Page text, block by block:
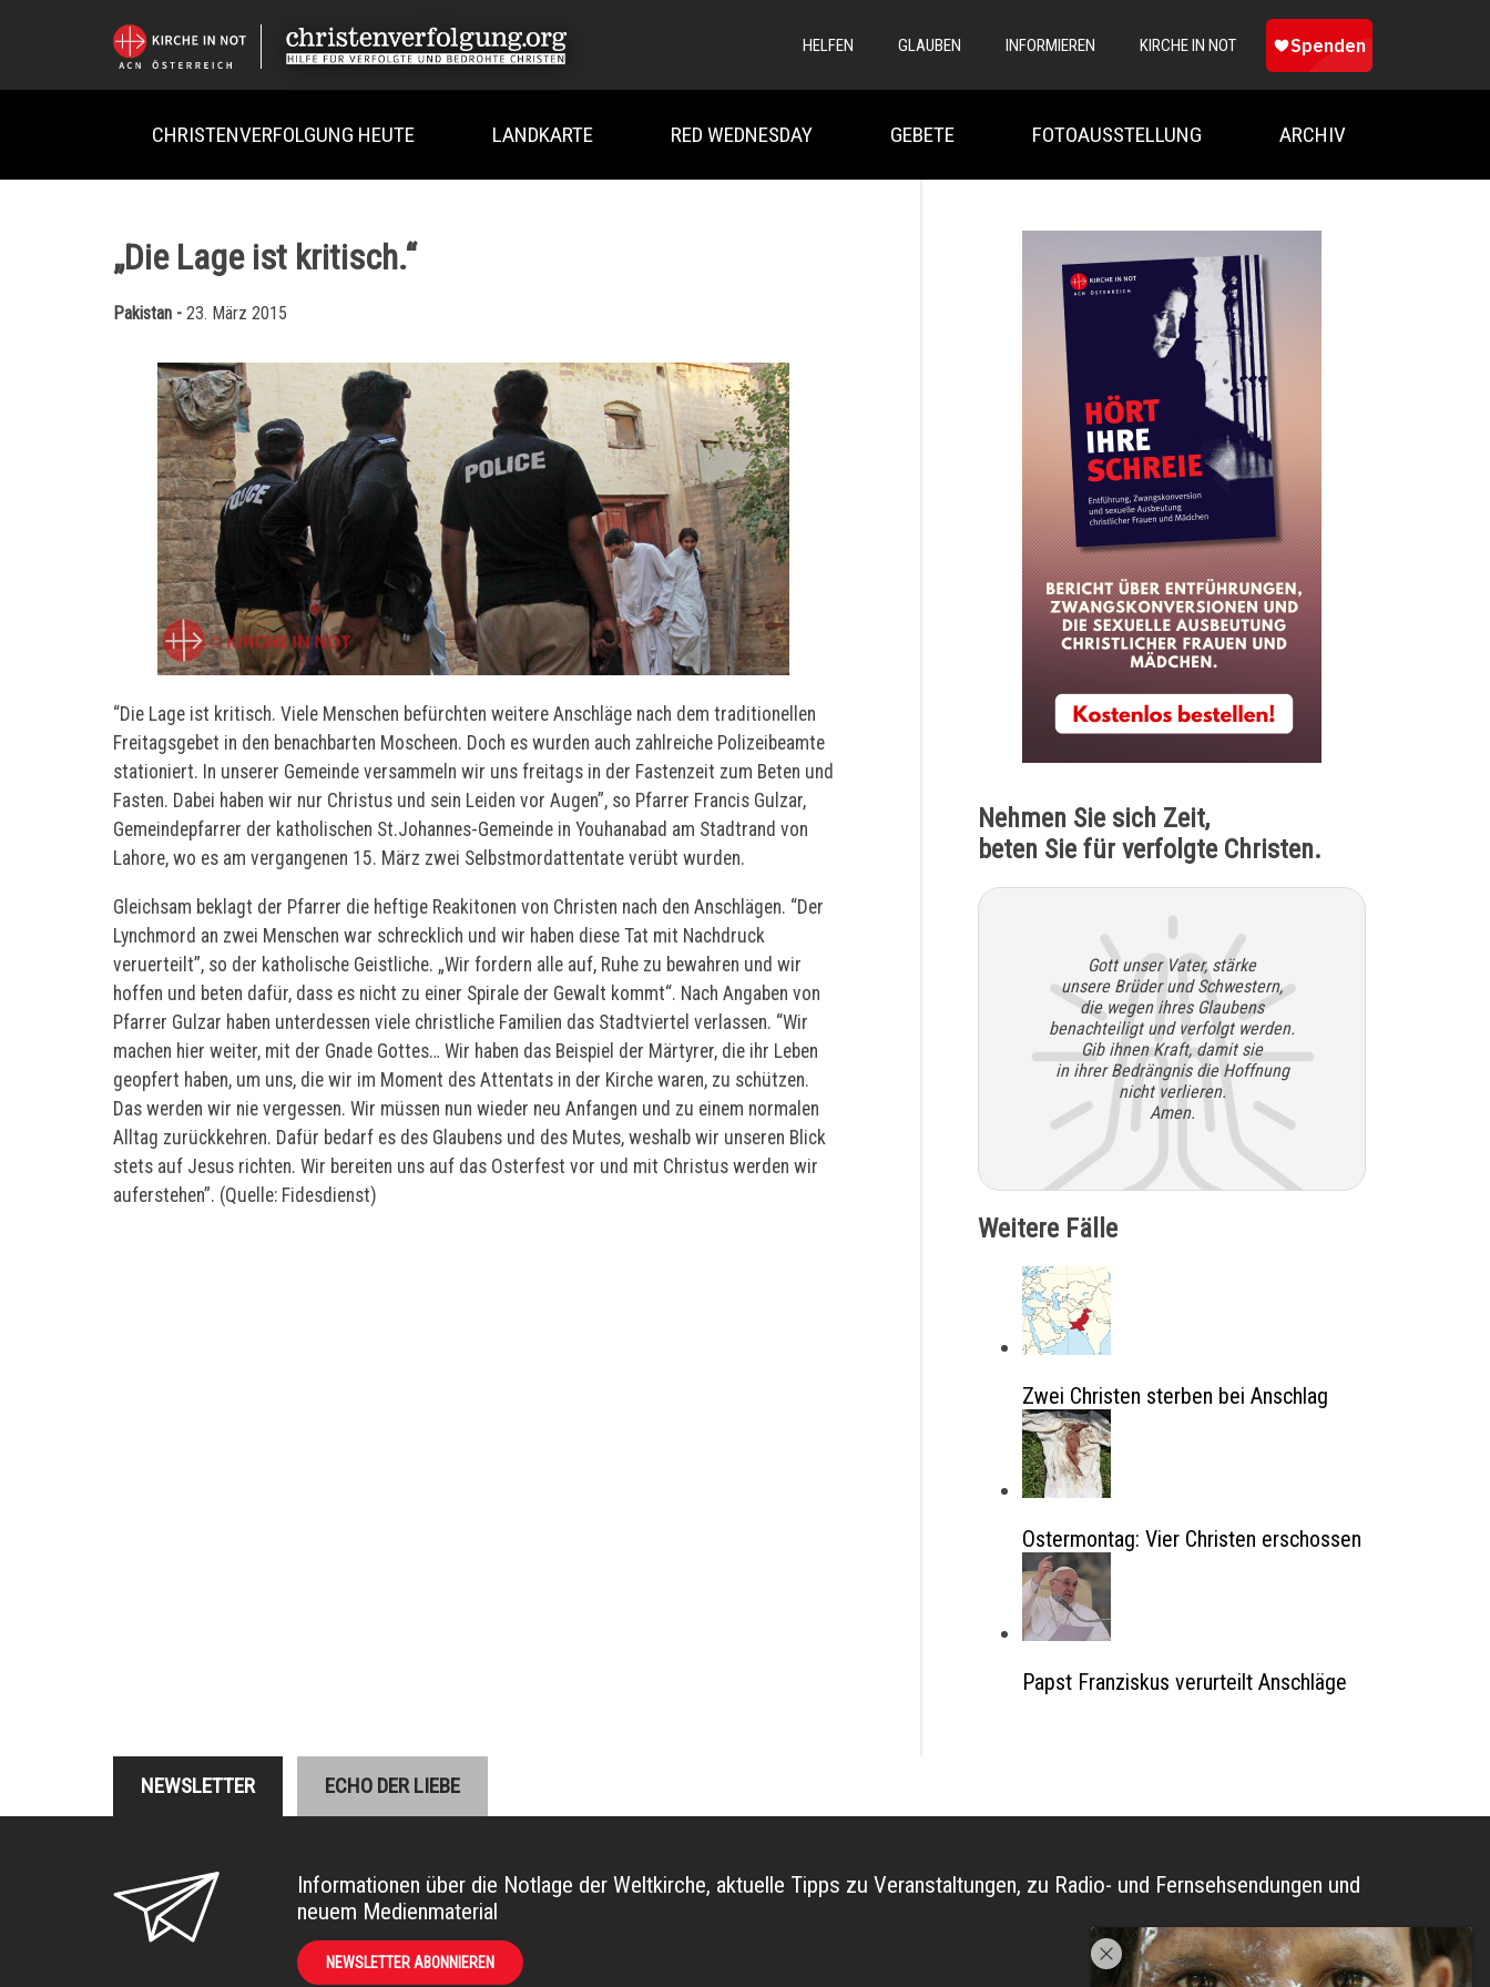
HELFEN GLAUBEN INFORMIEREN KIRCHE IN NOT
CHRISTENVERFOLGUNG HEUTE LANDKARTE RED WEDNESDAY GEBETE FOTOAUSSTELLUNG ARCHIV
„Die Lage ist kritisch.“
Pakistan - 23. März 2015
“Die Lage ist kritisch. Viele Menschen befürchten weitere Anschläge nach dem traditionellen
Freitagsgebet in den benachbarten Moscheen. Doch es wurden auch zahlreiche Polizeibeamte
stationiert. In unserer Gemeinde versammeln wir uns freitags in der Fastenzeit zum Beten und
Fasten. Dabei haben wir nur Christus und sein Leiden vor Augen”, so Pfarrer Francis Gulzar,
Gemeindepfarrer der katholischen St.Johannes-Gemeinde in Youhanabad am Stadtrand von
Lahore, wo es am vergangenen 15. März zwei Selbstmordattentate verübt wurden.
Gleichsam beklagt der Pfarrer die heftige Reakitonen von Christen nach den Anschlägen. “Der
Lynchmord an zwei Menschen war schrecklich und wir haben diese Tat mit Nachdruck
veruerteilt”, so der katholische Geistliche. „Wir fordern alle auf, Ruhe zu bewahren und wir
hoffen und beten dafür, dass es nicht zu einer Spirale der Gewalt kommt“. Nach Angaben von
Pfarrer Gulzar haben unterdessen viele christliche Familien das Stadtviertel verlassen. “Wir
machen hier weiter, mit der Gnade Gottes… Wir haben das Beispiel der Märtyrer, die ihr Leben
geopfert haben, um uns, die wir im Moment des Attentats in der Kirche waren, zu schützen.
Das werden wir nie vergessen. Wir müssen nun wieder neu Anfangen und zu einem normalen
Alltag zurückkehren. Dafür bedarf es des Glaubens und des Mutes, weshalb wir unseren Blick
stets auf Jesus richten. Wir bereiten uns auf das Osterfest vor und mit Christus werden wir
auferstehen”. (Quelle: Fidesdienst)
Nehmen Sie sich Zeit,
beten Sie für verfolgte Christen.
Gott unser Vater, stärke
unsere Brüder und Schwestern,
die wegen ihres Glaubens
benachteiligt und verfolgt werden.
Gib ihnen Kraft, damit sie
in ihrer Bedrängnis die Hoffnung
nicht verlieren.
Amen.
Weitere Fälle
Zwei Christen sterben bei Anschlag
Ostermontag: Vier Christen erschossen
Papst Franziskus verurteilt Anschläge
NEWSLETTER ECHO DER LIEBE
Informationen über die Notlage der Weltkirche, aktuelle Tipps zu Veranstaltungen, zu Radio- und Fernsehsendungen und
neuem Medienmaterial
NEWSLETTER ABONNIEREN